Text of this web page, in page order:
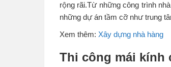
rộng rãi.Từ những công trình
những dự án tầm cỡ như trung
Xem thêm: Xây dựng nhà hàng
Thi công mái